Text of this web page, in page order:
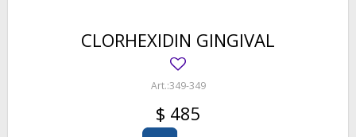
CLORHEXIDIN GINGIVAL
349-349
$ 485